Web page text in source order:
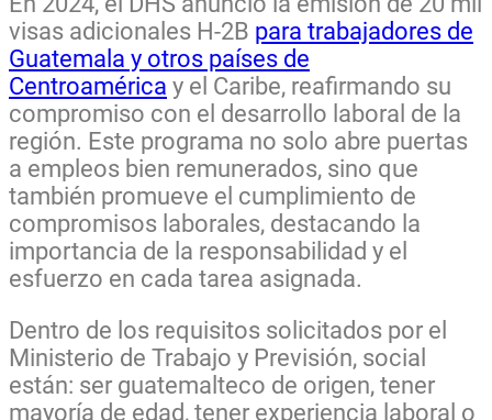
visas adicionales H-2B para trabajadores de
Guatemala y otros países de
Centroamérica y el Caribe, reafirmando su
compromiso con el desarrollo laboral de la
región. Este programa no solo abre puertas
a empleos bien remunerados, sino que
también promueve el cumplimiento de
compromisos laborales, destacando la
importancia de la responsabilidad y el
esfuerzo en cada tarea asignada.
Dentro de los requisitos solicitados por el
Ministerio de Trabajo y Previsión, social
están: ser guatemalteco de origen, tener
mayoría de edad, tener experiencia laboral o